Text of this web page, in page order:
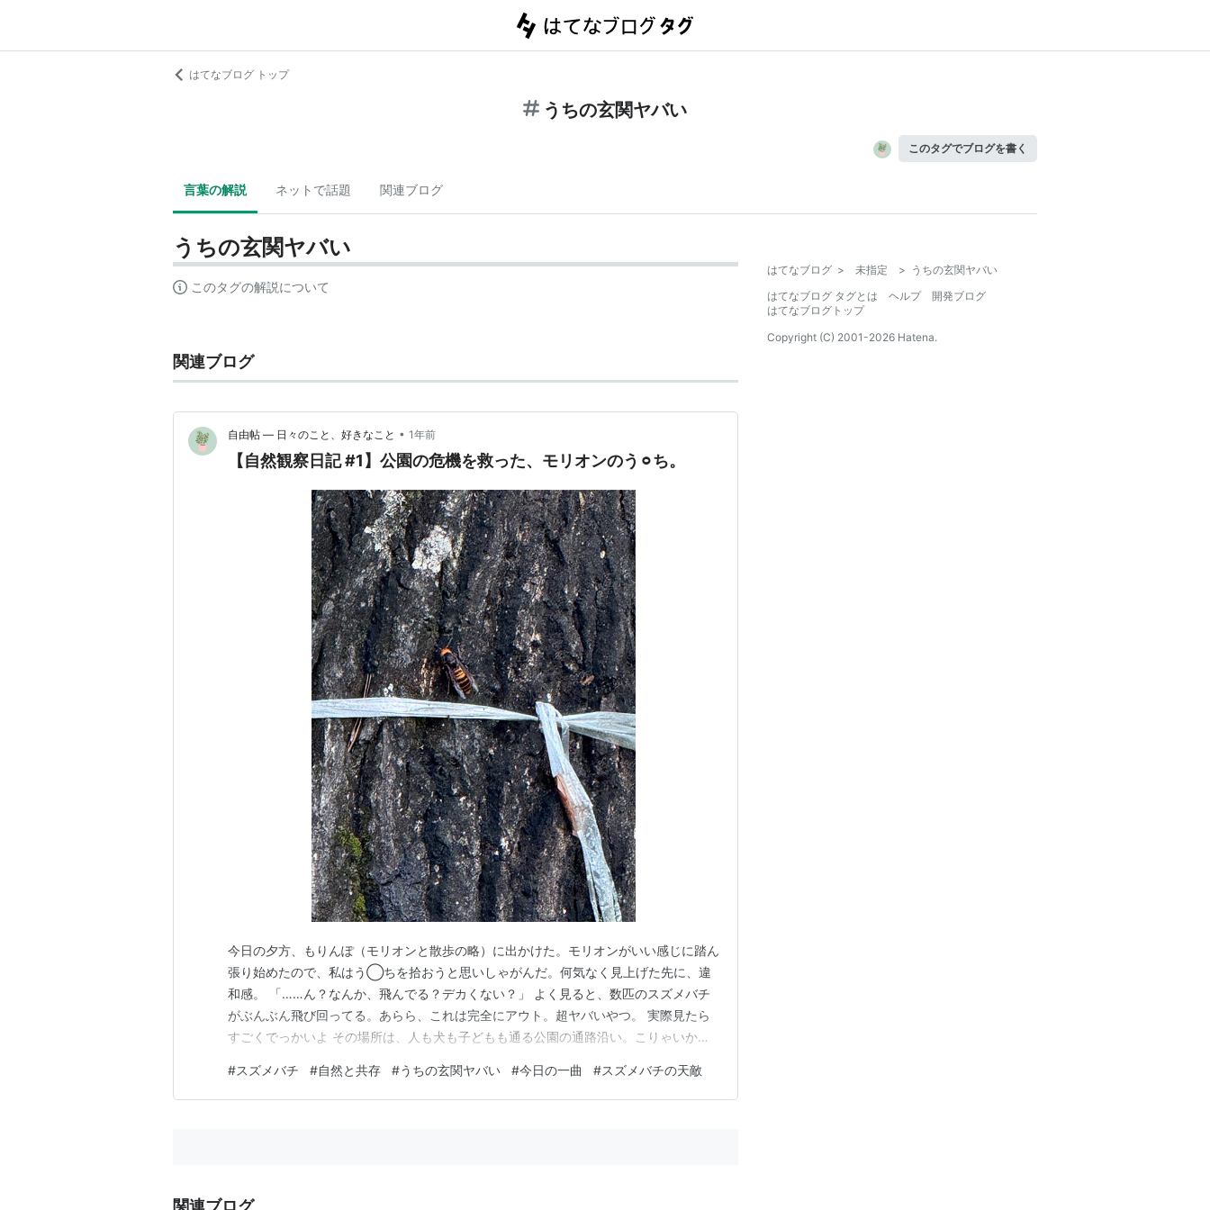
はてなブログ トップ
うちの玄関ヤバい
このタグでブログを書く
言葉の解説 ネットで話題 関連ブログ
うちの玄関ヤバい
このタグの解説について
関連ブログ
自由帖 ― 日々のこと、好きなこと • 1年前
【自然観察日記 #1】公園の危機を救った、モリオンのう⚪︎ち。
今日の夕方、もりんぽ（モリオンと散歩の略）に出かけた。モリオンがいい感じに踏ん
張り始めたので、私はう◯ちを拾おうと思いしゃがんだ。何気なく見上げた先に、違
和感。 「……ん？なんか、飛んでる？デカくない？」 よく見ると、数匹のスズメバチ
がぶんぶん飛び回ってる。あらら、これは完全にアウト。超ヤバいやつ。 実際見たら
すごくでっかいよ その場所は、人も犬も子どもも通る公園の通路沿い。こりゃいかん
情を話し、撮った写真を見せると、 「多分キイロスズメバチかな。上の方に巣作って
るかもね」 とのこと。一緒に現場確認→駆除依頼まで、…
#スズメバチ #自然と共存 #うちの玄関ヤバい #今日の一曲 #スズメバチの天敵
関連ブログ
はてなブログ > 未指定 > うちの玄関ヤバい
はてなブログ タグとは
ヘルプ
開発ブログ
はてなブログトップ
Copyright (C) 2001-2026 Hatena.